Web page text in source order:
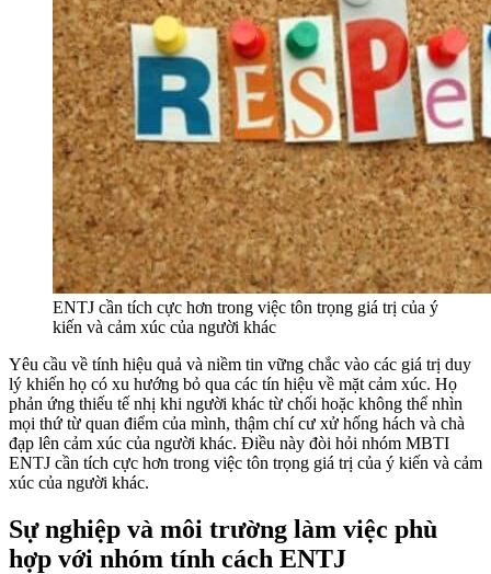
ENTJ cần tích cực hơn trong việc tôn trọng giá trị của ý
kiến ​​​​và cảm xúc của người khác
Yêu cầu về tính hiệu quả và niềm tin vững chắc vào các giá trị duy
lý khiến họ có xu hướng bỏ qua các tín hiệu về mặt cảm xúc. Họ
phản ứng thiếu tế nhị khi người khác từ chối hoặc không thể nhìn
mọi thứ từ quan điểm của mình, thậm chí cư xử hống hách và chà
đạp lên cảm xúc của người khác. Điều này đòi hỏi nhóm MBTI
ENTJ cần tích cực hơn trong việc tôn trọng giá trị của ý kiến ​​​​và cảm
xúc của người khác.
Sự nghiệp và môi trường làm việc phù
hợp với nhóm tính cách ENTJ